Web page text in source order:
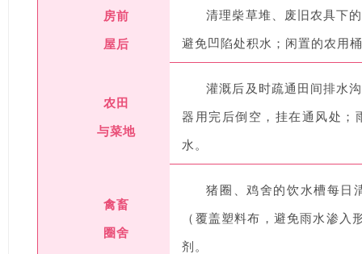
房前
屋后
清理柴草堆、废旧农具下
避免凹陷处积水；闲置的农用
农田
与菜地
灌溉后及时疏通田间排水
器用完后倒空，挂在通风处；
水。
禽畜
圈舍
猪圈、鸡舍的饮水槽每日
（覆盖塑料布，避免雨水渗
剂。